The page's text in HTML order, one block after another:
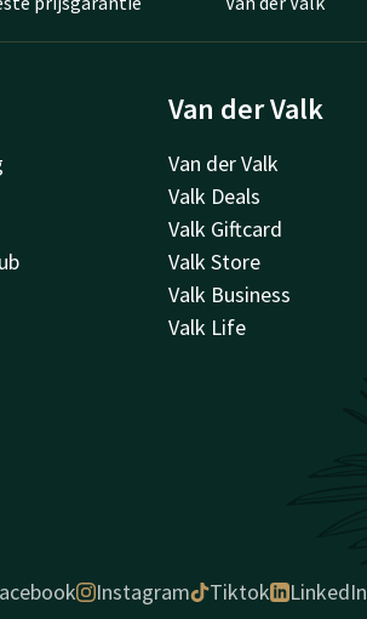
Van der Valk
Van der Valk
Valk Deals
Valk Giftcard
Valk Store
Valk Business
Valk Life
Instagram Tiktok LinkedIn